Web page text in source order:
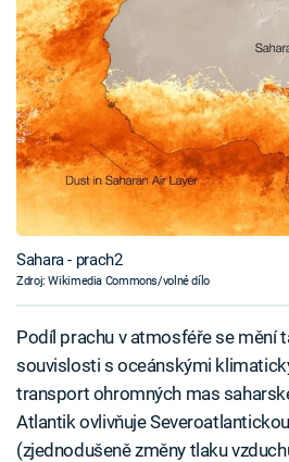
Sahara - prach2
Zdroj: Wikimedia Commons/volné dílo
Podíl prachu v atmosféře se mění
souvislosti s oceánskými
transport ohromných mas
Atlantik ovlivňuje
(zjednodušeně změny tlaku